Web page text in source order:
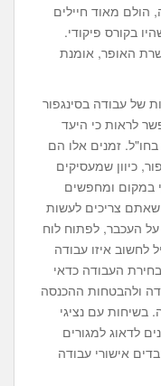
הולם מאוד חיילים
בקורס פיקודי.
האופר, אומנת
של עבודה בסינגפור
לראות כי היעד
זמנים אלו הם
כיוון שמעסיקים
במקום ומחפשים
צריכים לעשות
על העכבר, לפתוח לוח
לחשוב איזו עבודה
העבודה כדאי
ולהבטחות ההכנסה
עם נציגי
לדאוג למגורים
אישורי עבודה